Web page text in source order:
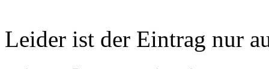
Leider ist der Eintrag nur